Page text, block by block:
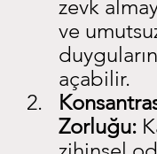
zevk
ve
açabilir.
Zorluğu: